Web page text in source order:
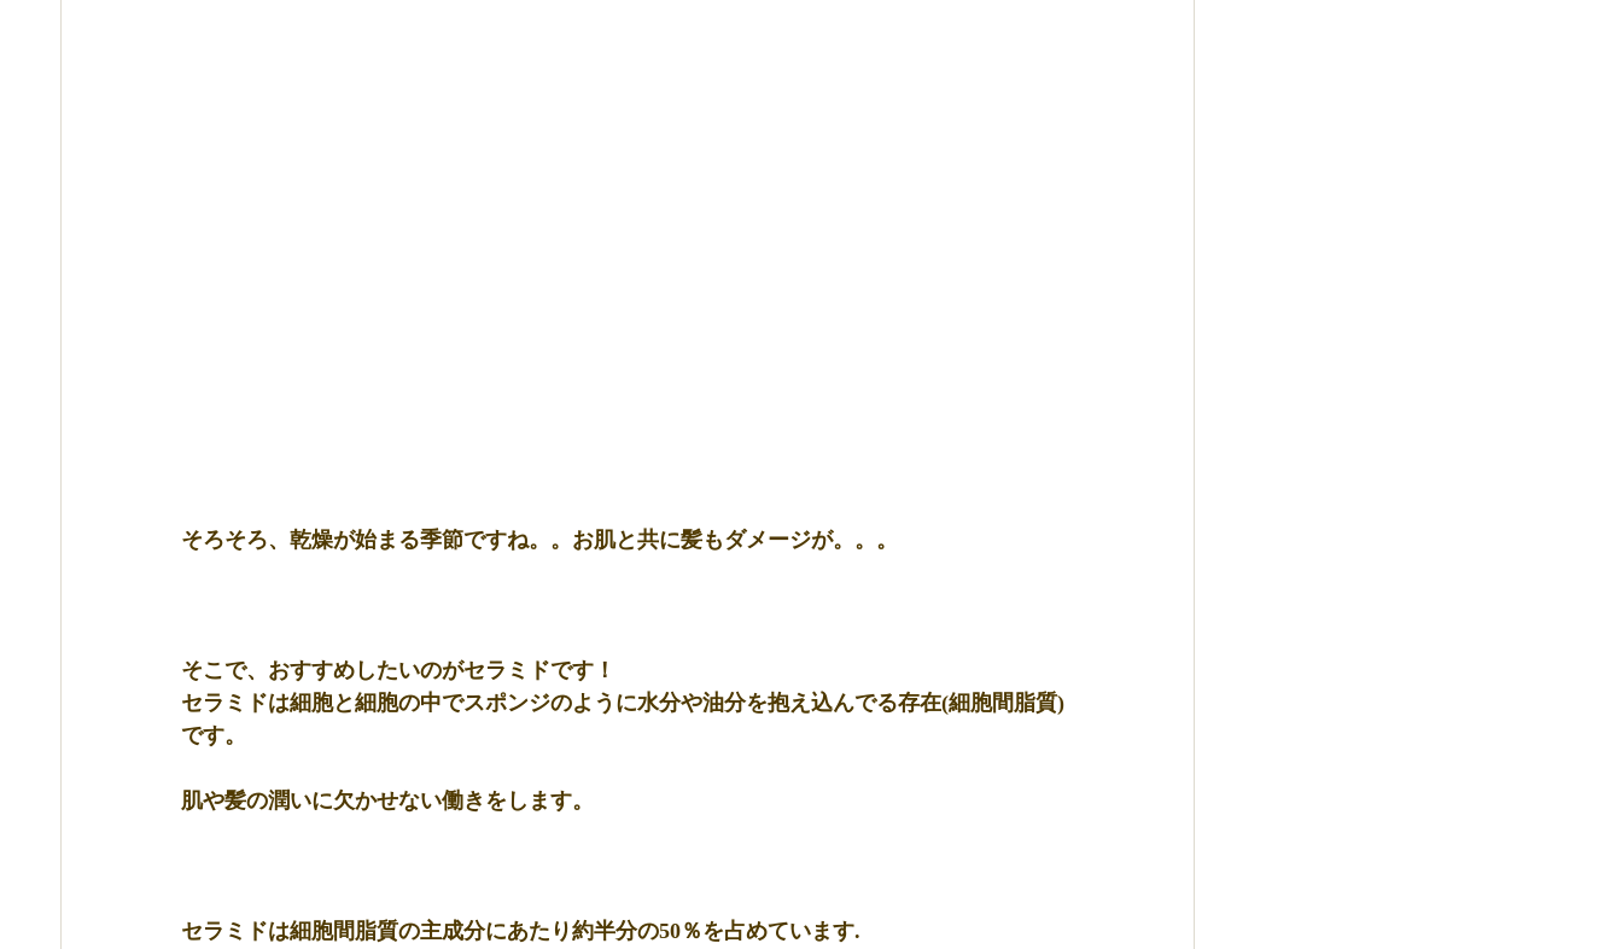
そろそろ、乾燥が始まる季節ですね。。お肌と共に髪もダメージが。。。
そこで、おすすめしたいのがセラミドです！
セラミドは細胞と細胞の中でスポンジのように水分や油分を抱え込んでる存在(細胞間脂質)
です。
肌や髪の潤いに欠かせない働きをします。
セラミドは細胞間脂質の主成分にあたり約半分の50％を占めています.